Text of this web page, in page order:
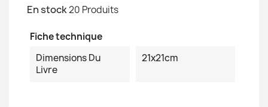
En stock20 Produits
Fiche technique
Dimensions Du
Livre
21x21cm